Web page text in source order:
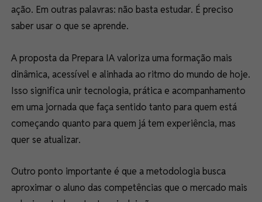
ação. Em outras palavras: não basta estudar. É preciso
saber usar o que se aprende.
A proposta da Prepara IA valoriza uma formação mais
dinâmica, acessível e alinhada ao ritmo do mundo de hoje.
Isso significa unir tecnologia, prática e acompanhamento
em uma jornada que faça sentido tanto para quem está
começando quanto para quem já tem experiência, mas
quer se atualizar.
Outro ponto importante é que a metodologia busca
aproximar o aluno das competências que o mercado mais